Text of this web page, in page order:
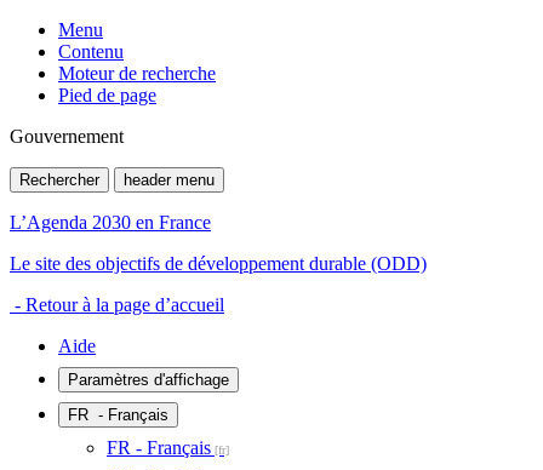
Menu
Contenu
Moteur de recherche
Pied de page
Gouvernement
Rechercher header menu
L’Agenda 2030 en France
Le site des objectifs de développement durable (ODD)
- Retour à la page d’accueil
Aide
Paramètres d'affichage
FR - Français
FR - Français